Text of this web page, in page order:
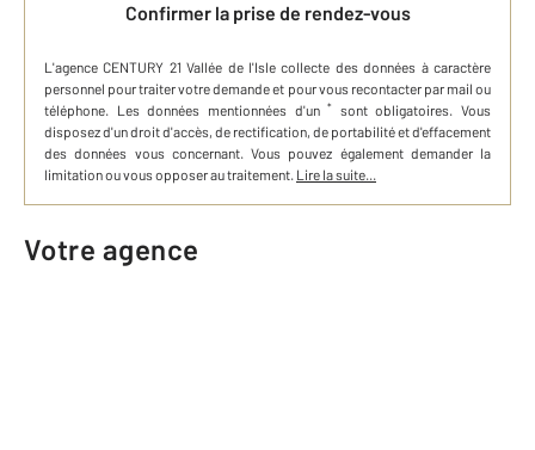
Votre agence
Confirmer la prise de rendez-vous
L'agence CENTURY 21 Vallée de l'Isle collecte des données à caractère
personnel pour traiter votre demande et pour vous recontacter par mail ou
téléphone. Les données mentionnées d'un *
sont obligatoires. Vous
disposez d'un droit d'accès, de rectification, de portabilité et d'effacement
des données vous concernant. Vous pouvez également demander la
limitation ou vous opposer au traitement. Lire la suite...